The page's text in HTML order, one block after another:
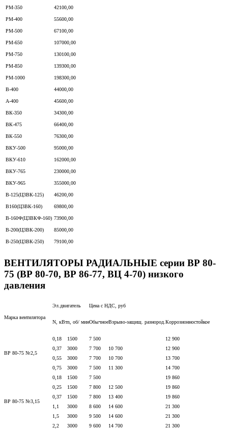
РМ-350 42100,00
РМ-400 55600,00
РМ-500 67100,00
РМ-650 107000,00
РМ-750 130100,00
РМ-850 139300,00
РМ-1000 198300,00
В-400 44000,00
А-400 45600,00
ВК-350 34300,00
ВК-475 66400,00
ВК-550 76300,00
ВКУ-500 95000,00
ВКУ-610 162000,00
ВКУ-765 230000,00
ВКУ-965 355000,00
В-125(Ц3ВК-125) 46200,00
В160(Ц3ВК-160) 69800,00
В-160Ф(Ц3ВКФ-160) 73900,00
В-200(Ц3ВК-200) 85000,00
В-250(Ц3ВК-250) 79100,00
ВЕНТИЛЯТОРЫ РАДИАЛЬНЫЕ серии ВР 80-
75 (ВР 80-70, ВР 86-77, ВЦ 4-70) низкого
давления
Марка вентилятора
Эл.двигатель Цена с НДС, руб
N, кВтn, об/ минОбычноеВзрыво-защищ. разнород. Коррозионностойкое
ВР 80-75 №2,5
0,18 1500 7 500
12 900
0,37
3000 7 700 10 700
12 900
0,55
3000 7 700 10 700
13 700
0,75
3000 7 500 11 300 14 700
ВР 80-75 №3,15
0,18 1500 7 500
19 860
0,25
1500 7 800 12 500
19 860
0,37
1500 7 800 13 400
19 860
1,1
3000 8 600 14 600
21 300
1,5
3000 9 500 14 600
21 300
2,2
3000 9 600 14 700 21 300